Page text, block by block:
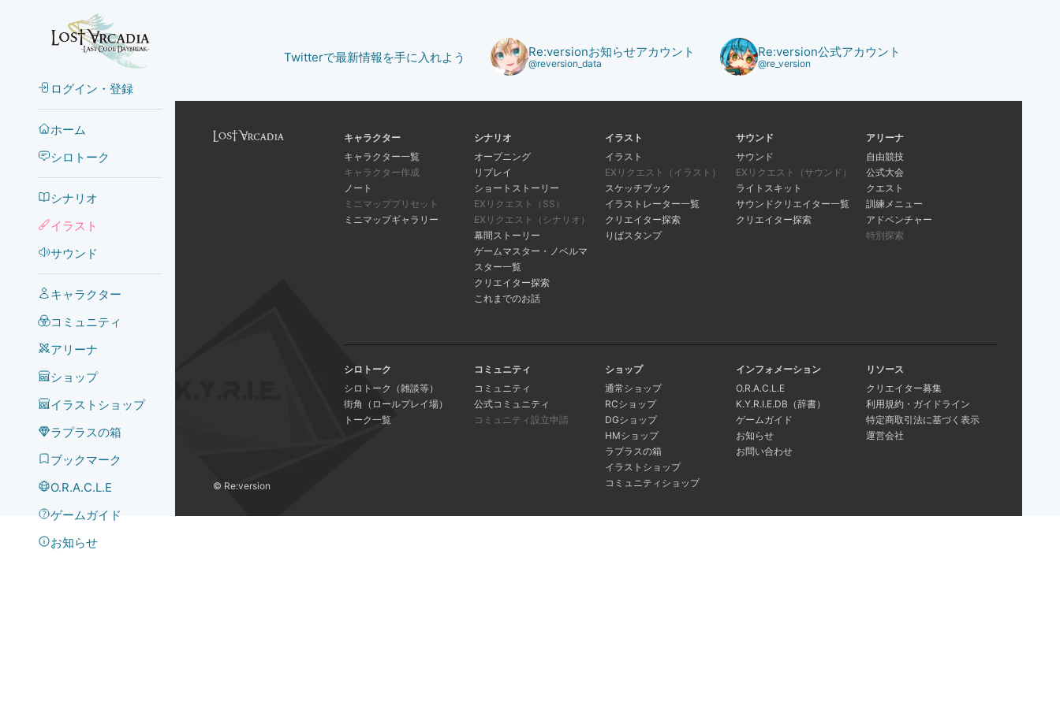
ログイン・登録
ホーム
シロトーク
シナリオ
イラスト
サウンド
キャラクター
コミュニティ
アリーナ
ショップ
イラストショップ
ラプラスの箱
ブックマーク
O.R.A.C.L.E
ゲームガイド
お知らせ
Twitterで最新情報を手に入れよう Re:versionお知らせアカウント
@reversion_data
Re:version公式アカウント
@re_version
キャラクター
キャラクター一覧
キャラクター作成
ノート
ミニマッププリセット
ミニマップギャラリー
シナリオ
オープニング
リプレイ
ショートストーリー
EXリクエスト（SS）
EXリクエスト（シナリオ）
幕間ストーリー
ゲームマスター・ノベルマ
スター一覧
クリエイター探索
これまでのお話
イラスト
イラスト
EXリクエスト（イラスト）
スケッチブック
イラストレーター一覧
クリエイター探索
りばスタンプ
サウンド
サウンド
EXリクエスト（サウンド）
ライトスキット
サウンドクリエイター一覧
クリエイター探索
アリーナ
自由競技
公式大会
クエスト
訓練メニュー
アドベンチャー
特別探索
©️ Re:version
シロトーク
シロトーク（雑談等）
街角（ロールプレイ場）
トーク一覧
コミュニティ
コミュニティ
公式コミュニティ
コミュニティ設立申請
ショップ
通常ショップ
RCショップ
DGショップ
HMショップ
ラプラスの箱
イラストショップ
コミュニティショップ
インフォメーション
O.R.A.C.L.E
K.Y.R.I.E.DB（辞書）
ゲームガイド
お知らせ
お問い合わせ
リソース
クリエイター募集
利用規約・ガイドライン
特定商取引法に基づく表示
運営会社